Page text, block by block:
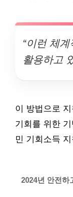
“이런 체
활용하고
이 방법으로
기회를 위한
민 기회소득
2024년 안전하